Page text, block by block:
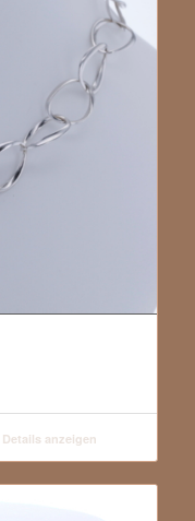
Details anzeigen